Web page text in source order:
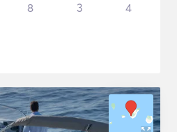
8 3 4